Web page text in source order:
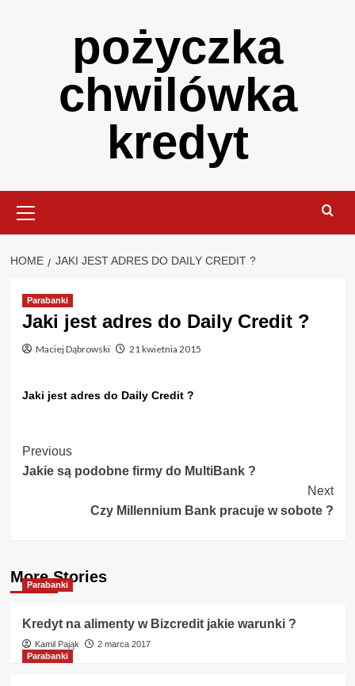
pożyczka
chwilówka
kredyt
Menu
HOME JAKI JEST ADRES DO DAILY CREDIT ?
Parabanki
Jaki jest adres do Daily Credit ?
Maciej Dąbrowski 21 kwietnia 2015
Jaki jest adres do Daily Credit ?
Post
Navigation
Previous
Jakie są podobne firmy do MultiBank ?
Next
Czy Millennium Bank pracuje w sobote ?
More Stories
Parabanki
Kredyt na alimenty w Bizcredit jakie warunki ?
Kamil Pająk
2 marca 2017
Parabanki